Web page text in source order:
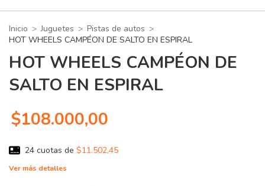
Inicio > Juguetes > Pistas de autos >
HOT WHEELS CAMPÉON DE SALTO EN ESPIRAL
HOT WHEELS CAMPÉON DE
SALTO EN ESPIRAL
$108.000,00
24 cuotas de $11.502,45
Ver más detalles